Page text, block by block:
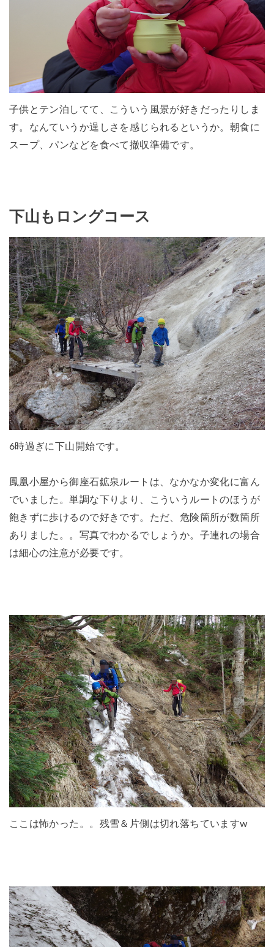
子供とテン泊してて、こういう風景が好きだったりしま
す。なんていうか逞しさを感じられるというか。朝食に
スープ、パンなどを食べて撤収準備です。
下山もロングコース
6時過ぎに下山開始です。
鳳凰小屋から御座石鉱泉ルートは、なかなか変化に富ん
でいました。単調な下りより、こういうルートのほうが
飽きずに歩けるので好きです。ただ、危険箇所が数箇所
ありました。。写真でわかるでしょうか。子連れの場合
は細心の注意が必要です。
ここは怖かった。。残雪＆片側は切れ落ちていますw